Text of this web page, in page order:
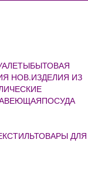
БЫТОВАЯ
НОВ.ИЗДЕЛИЯ ИЗ
ПОСУДА
ТОВАРЫ ДЛЯ